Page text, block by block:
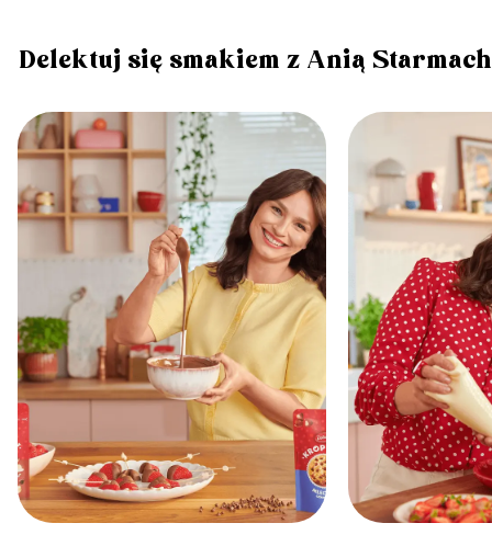
Delektuj się smakiem z Anią Starmach